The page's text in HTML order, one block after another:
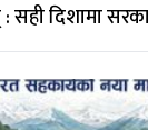
नेपालको जलविद्युत्‌ : सही